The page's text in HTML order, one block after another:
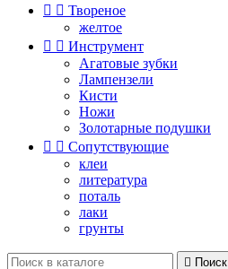
  Твореное
желтое
  Инструмент
Агатовые зубки
Лампензели
Кисти
Ножи
Золотарные подушки
  Сопутствующие
клеи
литература
поталь
лаки
грунты
 Поиск